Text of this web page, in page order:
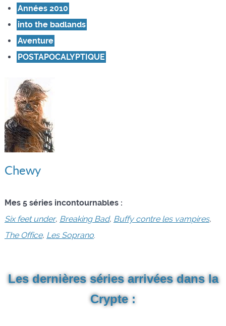
Années 2010
into the badlands
Aventure
POSTAPOCALYPTIQUE
Chewy
Mes 5 séries incontournables :
Six feet under, Breaking Bad, Buffy contre les vampires,
The Office, Les Soprano.
Les dernières séries arrivées dans la
Crypte :